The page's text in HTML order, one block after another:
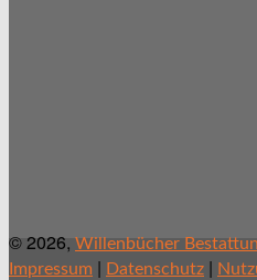
© 2026, Willenbücher
Impressum | Datenschutz |